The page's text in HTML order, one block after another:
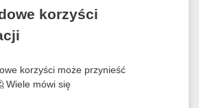
korzyści
korzyści może przynieść
Wiele mówi się